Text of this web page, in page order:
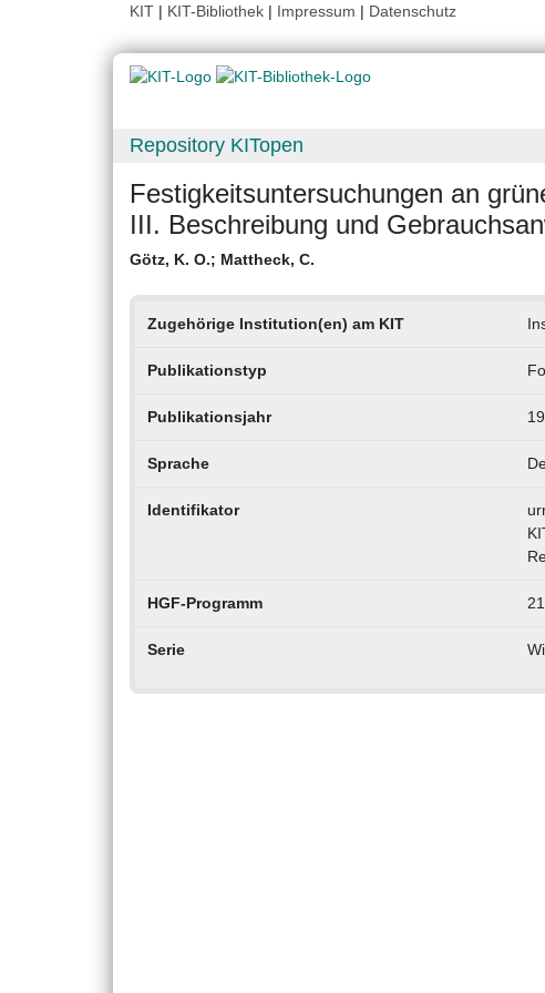
KIT | KIT-Bibliothek | Impressum | Datenschutz
Repository KITopen
Festigkeitsuntersuchungen an
III. Beschreibung und
Götz, K. O.; Mattheck, C.
Zugehörige Institution(en) am KIT
Publikationstyp
Publikationsjahr
Sprache
Identifikator
HGF-Programm
Serie